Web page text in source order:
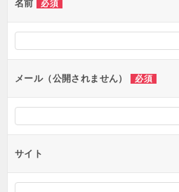
ー
シ
ン
名前 必須
メール（公開されません） 必須
サイト